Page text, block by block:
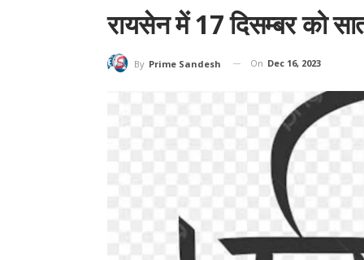
रायसेन में 17 दिसम्बर को सात
By Prime Sandesh On Dec 16, 2023